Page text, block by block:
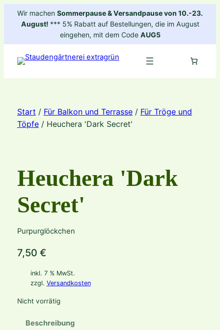
ZumWir machen Sommerpause & Versandpause von 10.-23.
August! *** 5% Rabatt auf Bestellungen, die im August
eingehen, mit dem Code AUG5
Start / Für Balkon und Terrasse/ Für Tröge und
Töpfe/ Heuchera 'Dark Secret'
Heuchera 'Dark
Secret'
Purpurglöckchen
7,50 €
inkl. 7 % MwSt.
zzgl. Versandkosten
Nicht vorrätig
Beschreibung